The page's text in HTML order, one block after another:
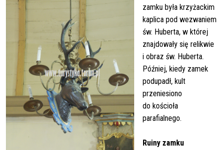
zamku była krzyżackim
kaplica pod wezwaniem
św. Huberta, w której
znajdowały się relikwie
i obraz św. Huberta.
Później, kiedy zamek
podupadł, kult
przeniesiono
do kościoła
parafialnego.
Ruiny zamku